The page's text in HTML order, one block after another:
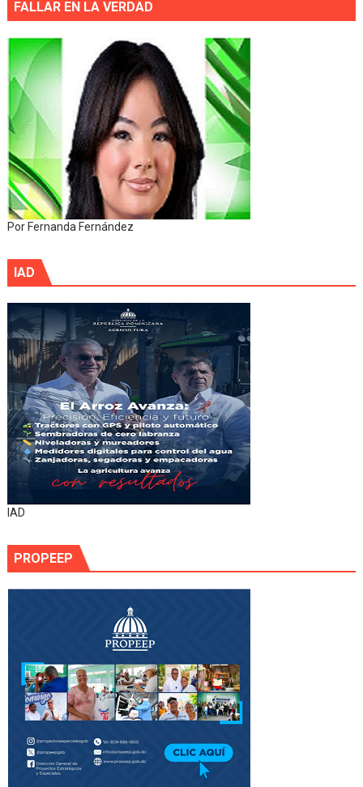
FALLAR EN LA VERDAD
Por Fernanda Fernández
IAD
IAD
PROPEEP